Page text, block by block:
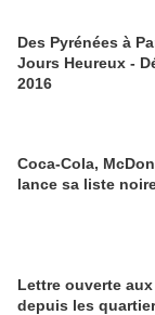
Des Pyrénées à
Jours Heureux -
2016
Coca-Cola,
lance sa liste
Lettre ouverte
depuis les